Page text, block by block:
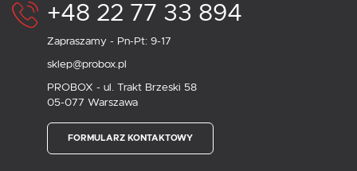
+48 22 77 33 894
Zapraszamy - Pn-Pt: 9-17
sklep@probox.pl
PROBOX - ul. Trakt Brzeski 58
05-077 Warszawa
FORMULARZ KONTAKTOWY